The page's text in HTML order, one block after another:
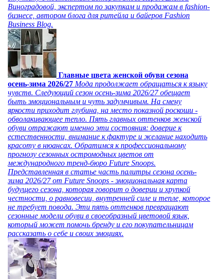
Виноградовой, экспертом по закупкам и продажам в fashion-
бизнесе, автором блога для ритейла и байеров Fashion
Business Blog.
Главные цвета женской обуви сезона
осень-зима 2026/27 Мода продолжает обращаться к языку
чувств. Следующий сезон осень-зима 2026/27 обещает
быть эмоциональным и чуть задумчивым. На смену
яркости приходит глубина, на место показной роскоши -
обволакивающее тепло. Пять главных оттенков женской
обуви отражают именно эти состояния: доверие к
естественности, внимание к фактуре и желание находить
красоту в нюансах. Обратимся к профессиональному
прогнозу сезонных остромодных цветов от
международного тренд-бюро Future Snoops.
Представленная в статье часть палитры сезона осень-
зима 2026/27 от Future Snoops - эмоциональная карта
будущего сезона, которая говорит о доверии и хрупкой
честности, о равновесии, внутренней силе и тепле, которое
не требует повода. Эти пять оттенков превращают
сезонные модели обуви в своеобразный цветовой язык,
который может помочь бренду и его покупательницам
рассказать о себе и своих эмоциях.